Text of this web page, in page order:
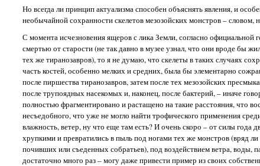
Но всегда ли принцип актуализма способен объяснять явления, и
необычайной сохранности скелетов мезозойских монстров –
С момента исчезновения ящеров с лика Земли, согласно
смертью от старости (не так давно в музее узнал, что они вроде бы
тех же тиранозавров), то я не думаю, что скелеты в таких случаях
часть костей, особенно мелких и средних, была бы элементарно
после пиршества тиранозавров, затем после тех мезозойских
после трупоядных насекомых и, наконец, после бактерий, – иначе
полностью фрагментировано и растащено на такие расстояния, что
несъедобного, что уже не могло найти трофического применения
влажность, ветер, ну что еще там есть? И очень скоро – от силы
хрупкими и превратились в пыль под ногами тех же монстров (вряд
почивших или съеденных собратьев), под воздействием ветра, воды,
достаточно много раз – могу даже привести пример из своих